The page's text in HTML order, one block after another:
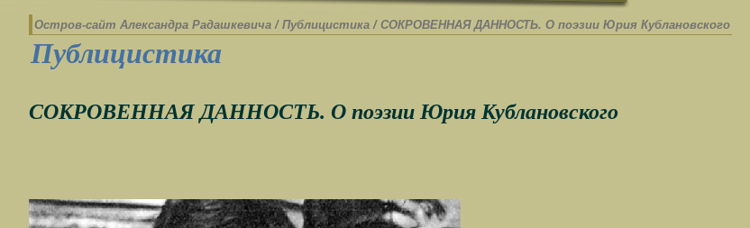
Остров-cайт Александра Радашкевича / Публицистика / СОКРОВЕННАЯ ДАННОСТЬ. О поэзии Юрия Кублановского
Публицистика
СОКРОВЕННАЯ ДАННОСТЬ. О поэзии Юрия Кублановского